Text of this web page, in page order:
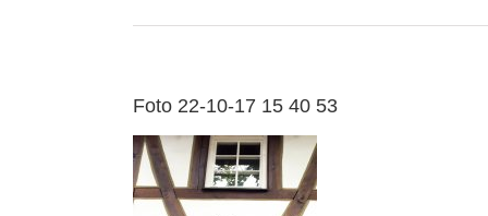
Foto 22-10-17 15 40 53